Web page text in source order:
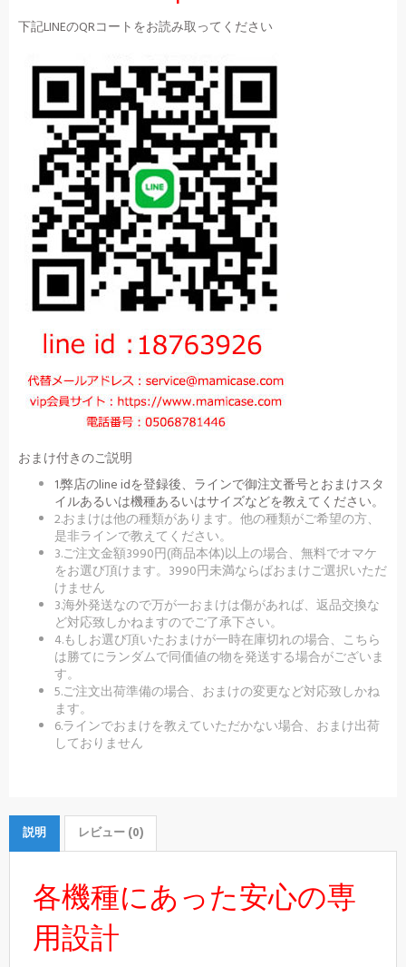
下記LINEのQRコートをお読み取ってください
おまけ付きのご説明
1.弊店のline idを登録後、ラインで御注文番号とおまけスタ
イルあるいは機種あるいはサイズなどを教えてください。
2.おまけは他の種類があります。他の種類がご希望の方、
是非ラインで教えてください。
3.ご注文金額3990円(商品本体)以上の場合、無料でオマケ
をお選び頂けます。3990円未満ならばおまけご選択いただ
けません
3.海外発送なので万が一おまけは傷があれば、返品交換な
ど対応致しかねますのでご了承下さい。
4.もしお選び頂いたおまけが一時在庫切れの場合、こちら
は勝てにランダムで同価値の物を発送する場合がございま
す。
5.ご注文出荷準備の場合、おまけの変更など対応致しかね
ます。
6.ラインでおまけを教えていただかない場合、おまけ出荷
しておりません
説明 レビュー (0)
各機種にあった安心の専
用設計